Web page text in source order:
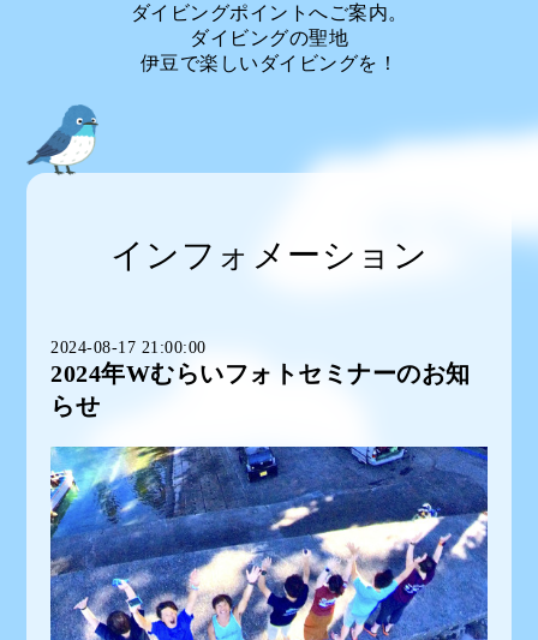
ダイビングポイントへご案内。
ダイビングの聖地
伊豆で楽しいダイビングを！
インフォメーション
2024-08-17 21:00:00
2024年Wむらいフォトセミナーのお知
らせ